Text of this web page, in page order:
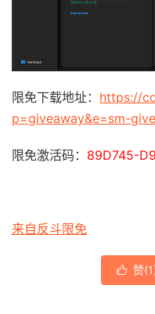
限免下载地址： https://
p=giveaway&e=sm-
限免激活码： 89D745-
来自反斗限免
 赞(1